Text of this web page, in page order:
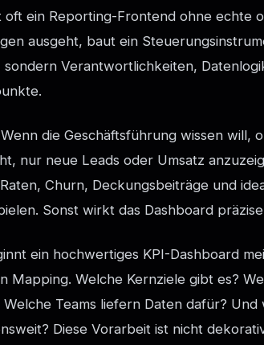
ein Reporting-Frontend ohne echte
ausgeht, baut ein
Verantwortlichkeiten,
Wenn die Geschäftsführung wissen will,
nur neue Leads oder Umsatz
Churn, Deckungsbeiträge und
Sonst wirkt das Dashboard
ein hochwertiges KPI-Dashboard
Mapping. Welche Kernziele gibt es?
Welche Teams liefern Daten dafür?
Diese Vorarbeit ist nicht